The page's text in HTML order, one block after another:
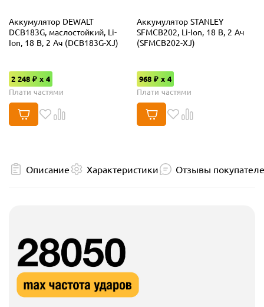
Аккумулятор DEWALT
DCB183G, маслостойкий, Li-
Ion, 18 В, 2 Ач (DCB183G-XJ)
2 248 ₽ x 4
Плати частями
Аккумулятор STANLEY
SFMCB202, Li-Ion, 18 В, 2 Ач
(SFMCB202-XJ)
968 ₽ x 4
Плати частями
Описание Характеристики Отзывы